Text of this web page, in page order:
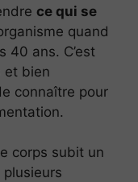
ce qui se
quand
40 ans. C’est
et bien
connaître pour
corps subit un
plusieurs